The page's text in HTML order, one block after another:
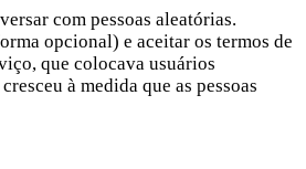
com pessoas aleatórias.
opcional) e aceitar os termos de
que colocava usuários
à medida que as pessoas